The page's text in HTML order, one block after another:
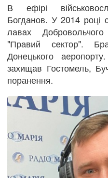
В ефірі
Богданов. У 2014 році
лавах
"Правий сектор".
Донецького
захищав Гостомель,
поранення.